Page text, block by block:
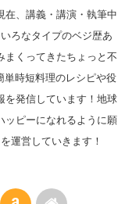
、講義・講演・執筆中
ろなタイプのベジ歴あ
まくってきたちょっと不
時短料理のレシピや役
を発信しています！地球
ッピーになれるように願
運営していきます！